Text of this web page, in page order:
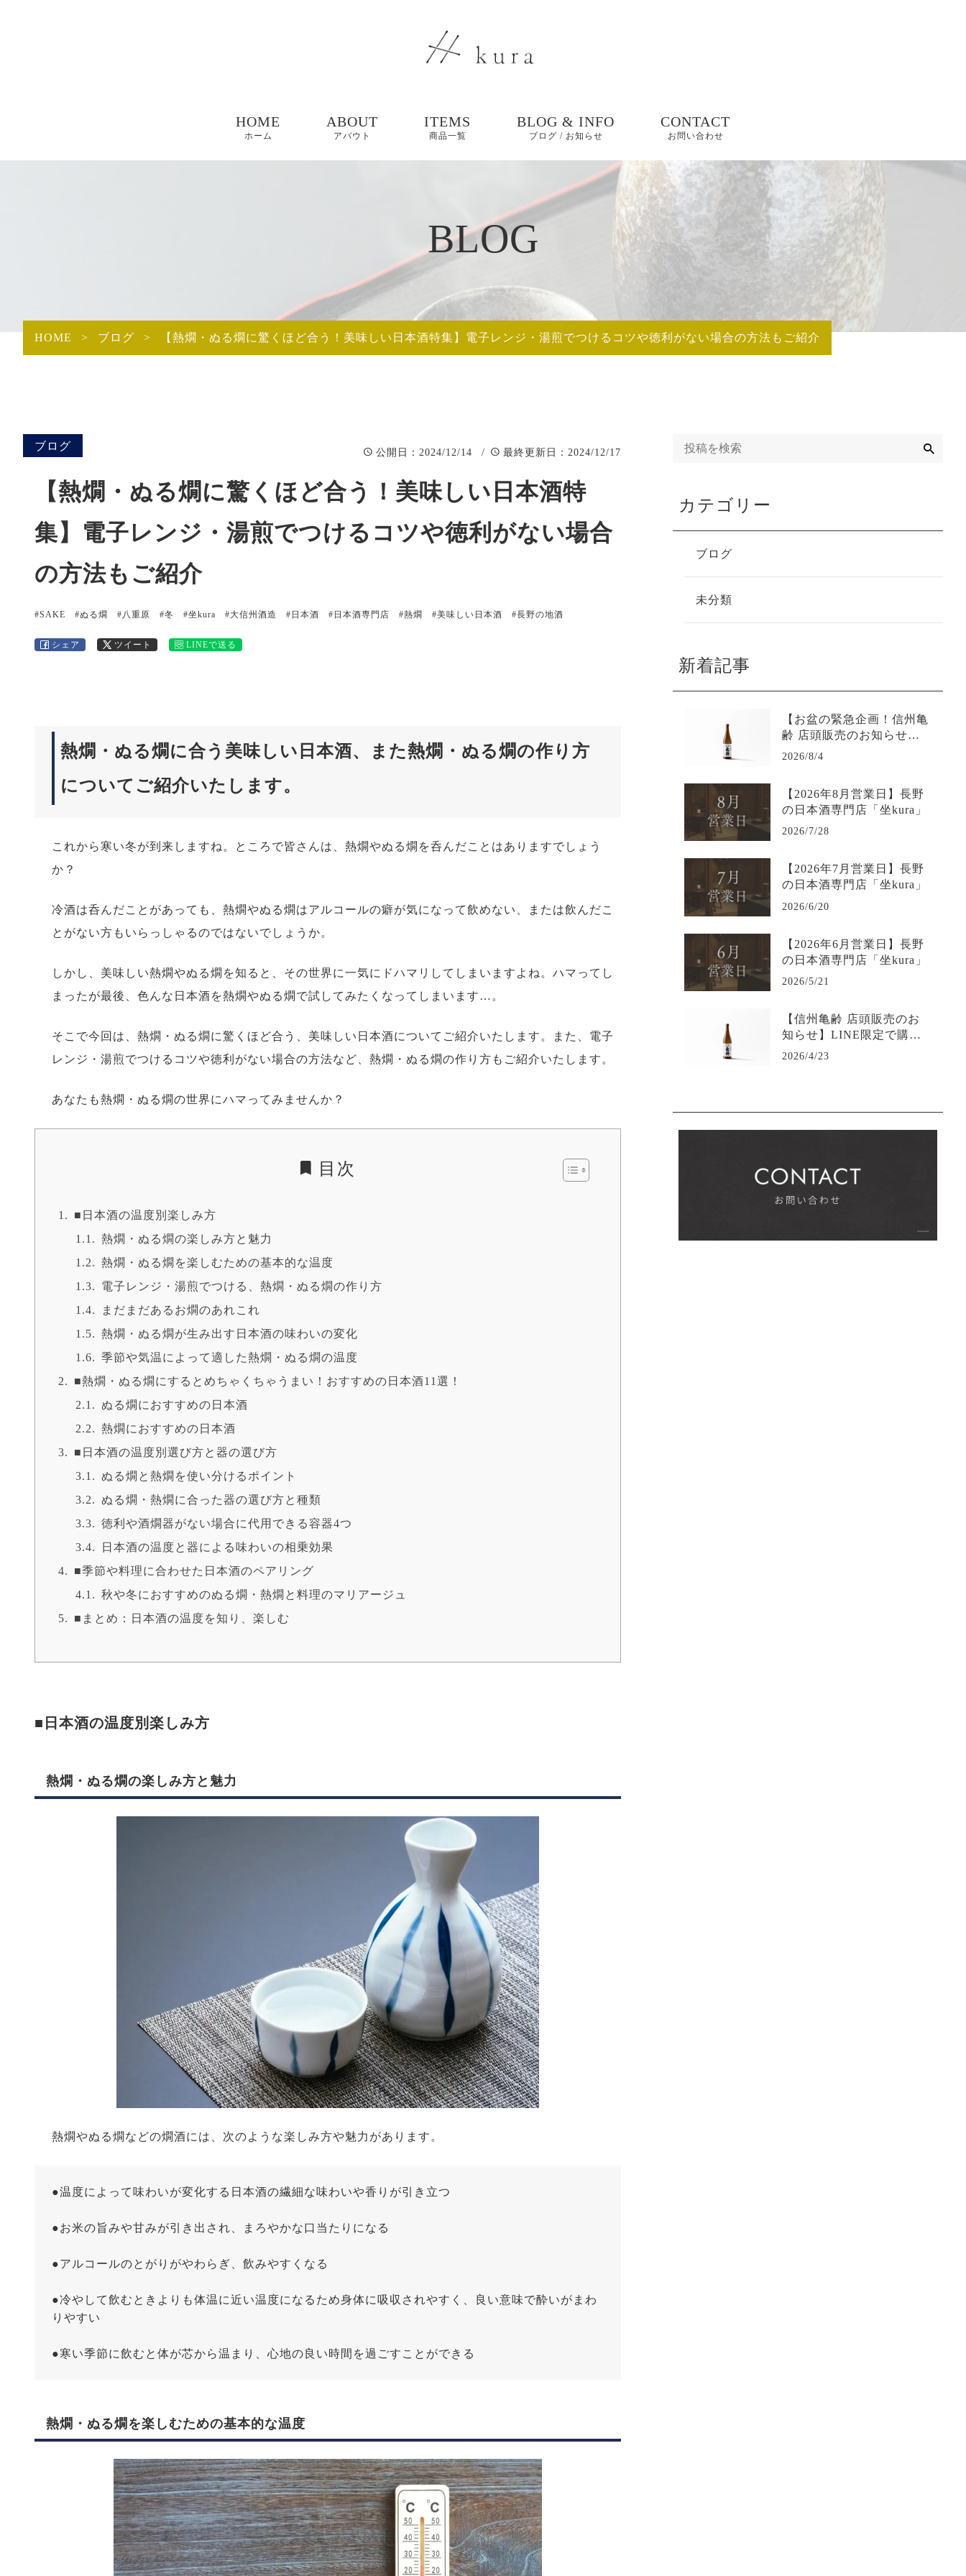
HOME
ホーム
ABOUT
アバウト
ITEMS
商品一覧
BLOG & INFO
ブログ / お知らせ
CONTACT
お問い合わせ
BLOG
HOME > ブログ > 【熱燗・ぬる燗に驚くほど合う！美味しい日本酒特集】電子レンジ・湯煎でつけるコツや徳利がない場合の方法もご紹介
ブログ
公開日 ：2024/12/14 / 最終更新日 ：2024/12/17
【熱燗・ぬる燗に驚くほど合う！美味しい日本酒特
集】電子レンジ・湯煎でつけるコツや徳利がない場合
の方法もご紹介
#SAKE #ぬる燗 #八重原 #冬 #坐kura #大信州酒造 #日本酒 #日本酒専門店 #熱燗 #美味しい日本酒 #長野の地酒
シェア ツイート LINEで送る
熱燗・ぬる燗に合う美味しい日本酒、また熱燗・ぬる燗の作り方
についてご紹介いたします。
これから寒い冬が到来しますね。ところで皆さんは、熱燗やぬる燗を呑んだことはありますでしょう
か？
冷酒は呑んだことがあっても、熱燗やぬる燗はアルコールの癖が気になって飲めない、または飲んだこ
とがない方もいらっしゃるのではないでしょうか。
しかし、美味しい熱燗やぬる燗を知ると、その世界に一気にドハマリしてしまいますよね。ハマってし
まったが最後、色んな日本酒を熱燗やぬる燗で試してみたくなってしまいます…。
そこで今回は、熱燗・ぬる燗に驚くほど合う、美味しい日本酒についてご紹介いたします。また、電子
レンジ・湯煎でつけるコツや徳利がない場合の方法など、熱燗・ぬる燗の作り方もご紹介いたします。
あなたも熱燗・ぬる燗の世界にハマってみませんか？
目次
■日本酒の温度別楽しみ方
熱燗・ぬる燗の楽しみ方と魅力
熱燗・ぬる燗を楽しむための基本的な温度
電子レンジ・湯煎でつける、熱燗・ぬる燗の作り方
まだまだあるお燗のあれこれ
熱燗・ぬる燗が生み出す日本酒の味わいの変化
季節や気温によって適した熱燗・ぬる燗の温度
■熱燗・ぬる燗にするとめちゃくちゃうまい！おすすめの日本酒11選！
ぬる燗におすすめの日本酒
熱燗におすすめの日本酒
■日本酒の温度別選び方と器の選び方
ぬる燗と熱燗を使い分けるポイント
ぬる燗・熱燗に合った器の選び方と種類
徳利や酒燗器がない場合に代用できる容器4つ
日本酒の温度と器による味わいの相乗効果
■季節や料理に合わせた日本酒のペアリング
秋や冬におすすめのぬる燗・熱燗と料理のマリアージュ
■まとめ：日本酒の温度を知り、楽しむ
■日本酒の温度別楽しみ方
熱燗・ぬる燗の楽しみ方と魅力
熱燗やぬる燗などの燗酒には、次のような楽しみ方や魅力があります。
●温度によって味わいが変化する日本酒の繊細な味わいや香りが引き立つ
●お米の旨みや甘みが引き出され、まろやかな口当たりになる
●アルコールのとがりがやわらぎ、飲みやすくなる
●冷やして飲むときよりも体温に近い温度になるため身体に吸収されやすく、良い意味で酔いがまわ
りやすい
●寒い季節に飲むと体が芯から温まり、心地の良い時間を過ごすことができる
熱燗・ぬる燗を楽しむための基本的な温度
カテゴリー
ブログ
未分類
新着記事
【お盆の緊急企画！信州亀
齢 店頭販売のお知らせ】L
INE限定で購入可能-日本酒
2026/8/4
【2026年8月営業日】長野
の日本酒専門店「坐kura」
2026/7/28
【2026年7月営業日】長野
の日本酒専門店「坐kura」
2026/6/20
【2026年6月営業日】長野
の日本酒専門店「坐kura」
2026/5/21
【信州亀齢 店頭販売のお
知らせ】LINE限定で購入
可能-日本酒専門店坐kura
2026/4/23